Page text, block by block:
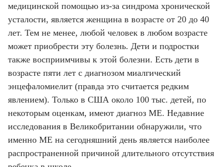
медицинской помощью из-за синдрома хронической
усталости, является женщина в возрасте от 20 до 40
лет. Тем не менее, любой человек в любом возрасте
может приобрести эту болезнь. Дети и подростки
также восприимчивы к этой болезни. Есть дети в
возрасте пяти лет с диагнозом миалгический
энцефаломиелит (правда это считается редким
явлением). Только в США около 100 тыс. детей, по
некоторым оценкам, имеют диагноз МЕ. Недавние
исследования в Великобритании обнаружили, что
именно МЕ на сегодняшний день является наиболее
распространенной причиной длительного отсутствия